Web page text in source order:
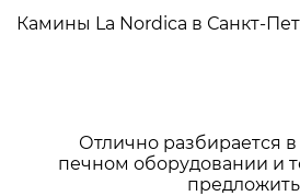
Камины La Nordica в Санкт-
Отлично разбирается
печном оборудовании и